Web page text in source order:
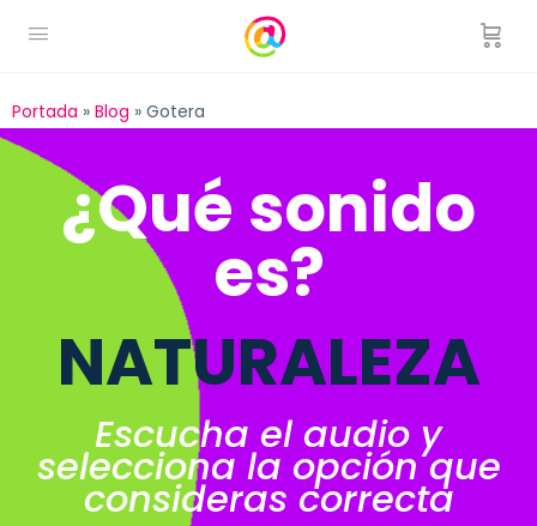
Portada » Blog » Gotera
¿Qué sonido
es?
NATURALEZA
Escucha el audio y
selecciona la opción que
consideras correcta